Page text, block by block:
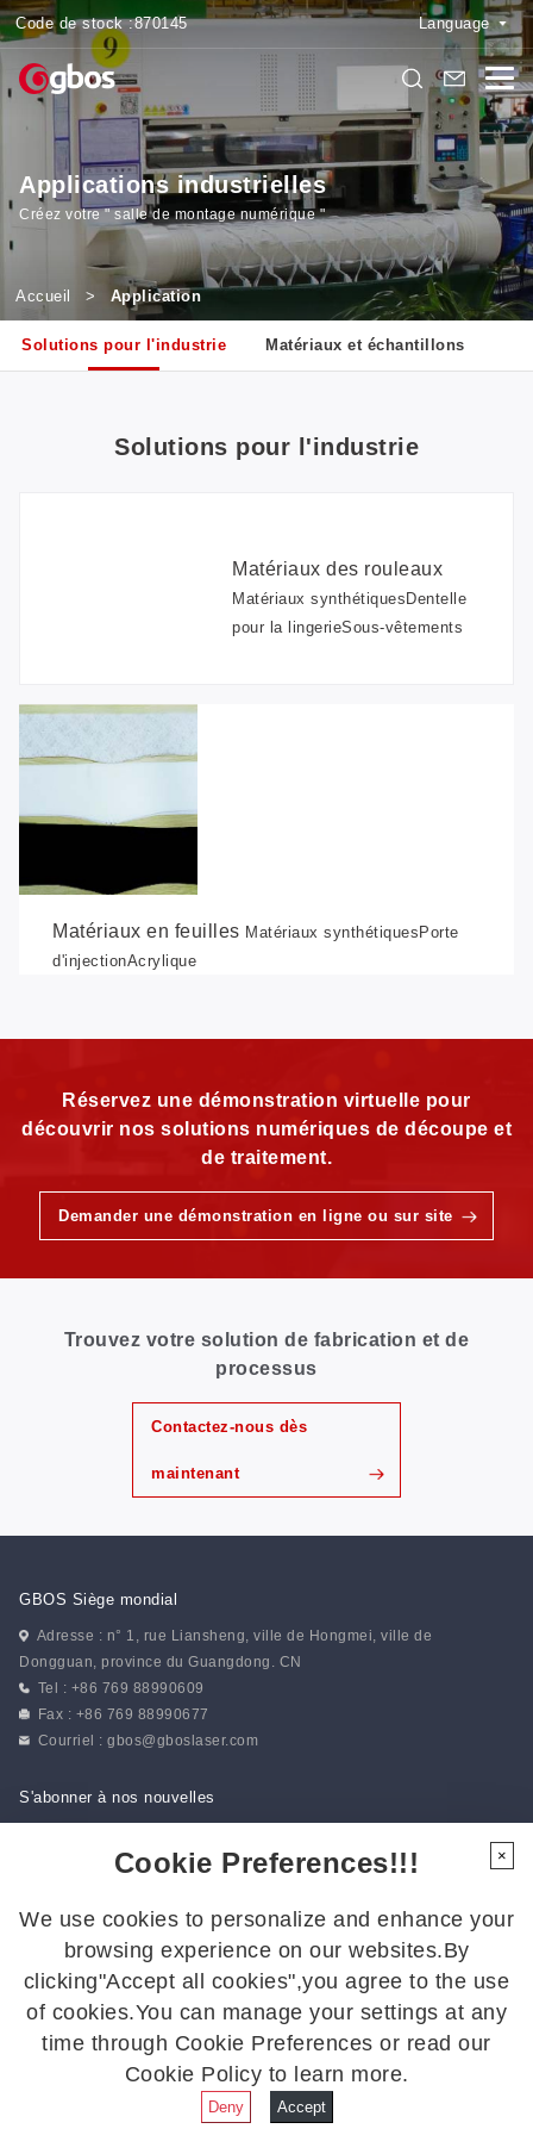
Code de stock :870145 Language
Applications industrielles
Créez votre " salle de montage numérique "
Accueil > Application
Solutions pour l'industrie Matériaux et échantillons
Solutions pour l'industrie
Matériaux des rouleaux
Matériaux synthétiquesDentelle
pour la lingerieSous-vêtements
Matériaux en feuilles Matériaux synthétiques Porte
d'injectionAcrylique
Réservez une démonstration virtuelle pour
découvrir nos solutions numériques de découpe et
de traitement.
Demander une démonstration en ligne ou sur site
Trouvez votre solution de fabrication et de
processus
Contactez-nous dès
maintenant
GBOS Siège mondial
Adresse : n° 1, rue Liansheng, ville de Hongmei, ville de
Dongguan, province du Guangdong. CN
Tel : +86 769 88990609
Fax : +86 769 88990677
Courriel :gbos@gboslaser.com
S'abonner à nos nouvelles
Suivez-nous pour rester informé des dernières actualités :
2026 GBOS, tous droits réservés.Politique de confidentialité
Cookie Preferences!!!
We use cookies to personalize and enhance your
browsing experience on our websites.By
clicking"Accept all cookies",you agree to the use
of cookies.You can manage your settings at any
time through Cookie Preferences or read our
Cookie Policy to learn more.
×
Deny Accept